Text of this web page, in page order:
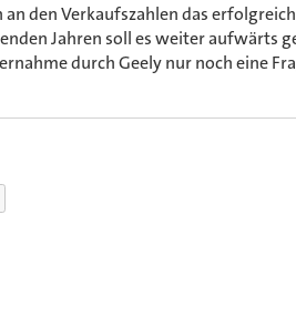
den Verkaufszahlen das
Jahren soll es weiter aufwärts
durch Geely nur noch eine